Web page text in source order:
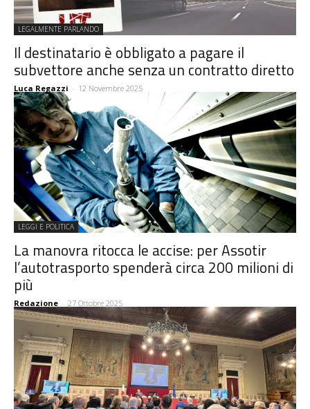
LEGALMENTE PARLANDO
Il destinatario è obbligato a pagare il
subvettore anche senza un contratto diretto
Luca Regazzi - 12 Novembre 2025
LEGGI E POLITICA
La manovra ritocca le accise: per Assotir
l’autotrasporto spenderà circa 200 milioni di
più
Redazione - 27 Ottobre 2025